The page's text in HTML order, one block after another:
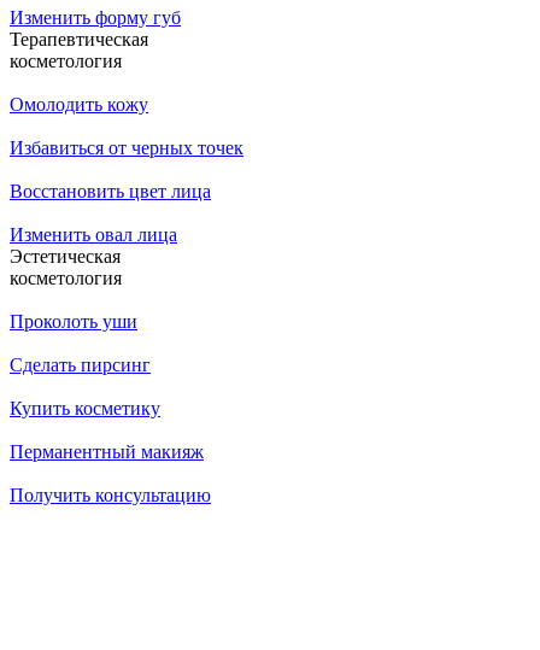
Изменить форму губ
Терапевтическая
косметология
Омолодить кожу
Избавиться от черных точек
Восстановить цвет лица
Изменить овал лица
Эстетическая
косметология
Проколоть уши
Сделать пирсинг
Купить косметику
Перманентный макияж
Получить консультацию